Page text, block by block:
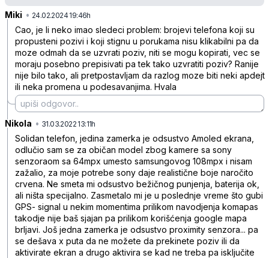
Miki • 24.02.2024 19:46h
Cao, je li neko imao sledeci problem: brojevi telefona koji su
propusteni pozivi i koji stignu u porukama nisu klikabilni pa da
moze odmah da se uzvrati poziv, niti se mogu kopirati, vec se
moraju posebno prepisivati pa tek tako uzvratiti poziv? Ranije
nije bilo tako, ali pretpostavljam da razlog moze biti neki apdejt
ili neka promena u podesavanjima. Hvala
Nikola • 31.03.2022 13:11h
Solidan telefon, jedina zamerka je odsustvo Amoled ekrana,
odlučio sam se za običan model zbog kamere sa sony
senzoraom sa 64mpx umesto samsungovog 108mpx i nisam
zažalio, za moje potrebe sony daje realistične boje naročito
crvena. Ne smeta mi odsustvo bežičnog punjenja, baterija ok,
ali ništa specijalno. Zasmetalo mi je u poslednje vreme što gubi
GPS- signal u nekim momentima prilikom navodjenja komapas
takodje nije baš sjajan pa prilikom korišćenja google mapa
brljavi. Još jedna zamerka je odsustvo proximity senzora... pa
se dešava x puta da ne možete da prekinete poziv ili da
aktivirate ekran a drugo aktivira se kad ne treba pa isključite